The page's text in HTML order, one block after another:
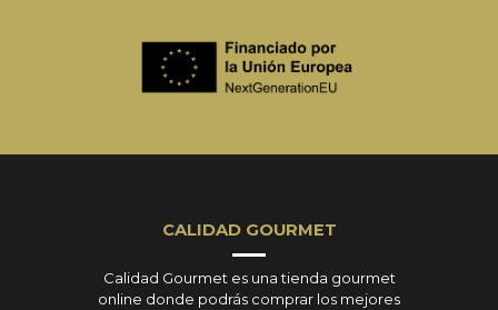
CALIDAD GOURMET
Calidad Gourmet es una tienda gourmet
online donde podrás comprar los mejores